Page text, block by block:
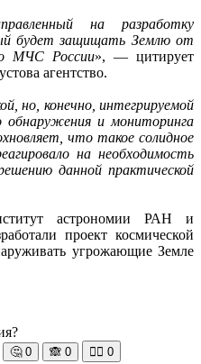
на разработку
будет защищать Землю от
МЧС России», — цитирует
агентство.
но, конечно, интегрируемой
обнаружения и мониторинга
что такое солидное
на необходимость
данной практической
астрономии РАН и
проект космической
угрожающие Земле
🤔 0 🙈 0 🧘‍♀️ 0